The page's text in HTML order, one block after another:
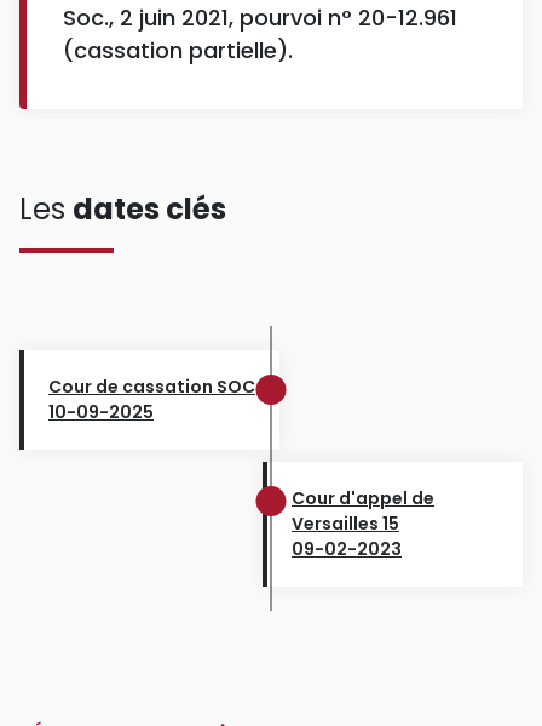
Soc., 2 juin 2021, pourvoi n° 20-12.961
(cassation partielle).
Les dates clés
Cour de cassation SOC
10-09-2025
Cour d'appel de
Versailles 15
09-02-2023